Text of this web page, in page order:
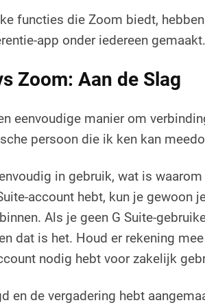
functies die Zoom biedt,
app onder iedereen gemaakt.
Zoom: Aan de Slag
eenvoudige manier om
persoon die ik ken kan
in gebruik, wat is
account hebt, kun je gewoon
Als je geen G Suite-
dat is het. Houd er rekening
nodig hebt voor zakelijk
en de vergadering hebt